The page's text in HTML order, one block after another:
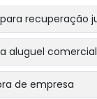
recuperação
aluguel comercial
de empresa